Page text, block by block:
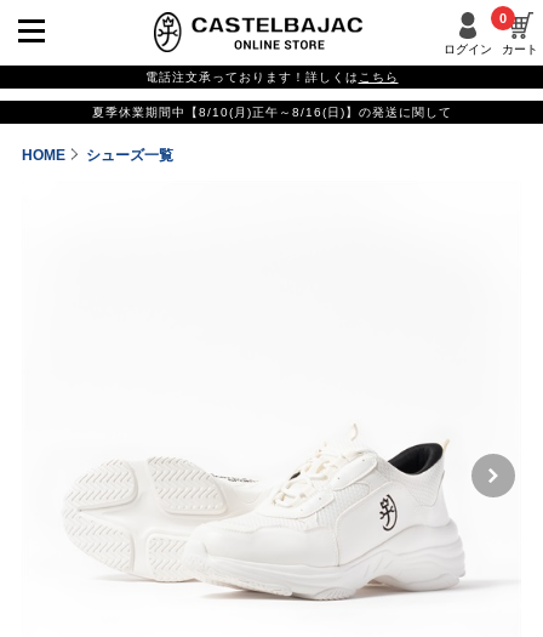
ログイン カート
0
電話注文承っております！詳しくは こちら
夏季休業期間中【8/10(月)正午～8/16(日)】の発送に関して
HOME シューズ一覧